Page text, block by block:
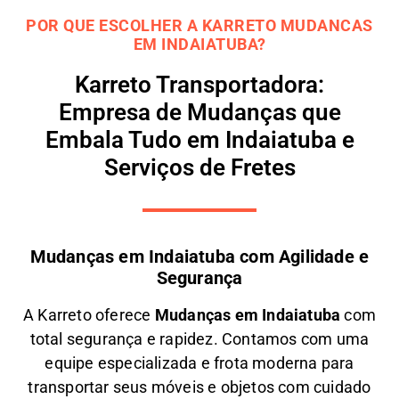
POR QUE ESCOLHER A KARRETO MUDANCAS
EM INDAIATUBA?
Karreto Transportadora:
Empresa de Mudanças que
Embala Tudo em Indaiatuba e
Serviços de Fretes
Mudanças em Indaiatuba com Agilidade e
Segurança
A Karretooferece Mudanças em Indaiatuba com
total segurança e rapidez. Contamos com uma
equipe especializada e frota moderna para
transportar seus móveis e objetos comcuidado